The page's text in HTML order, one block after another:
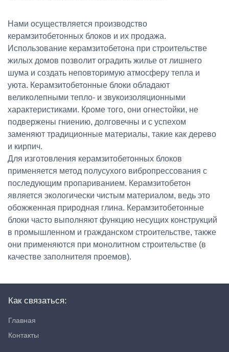
Нами осуществляется производство
керамзитобетонных блоков и их продажа.
Использование керамзитобетона при строительстве
жилых домов позволит оградить жилье от лишнего
шума и создать неповторимую атмосферу тепла и
уюта. Керамзитобетонные блоки обладают
великолепными тепло- и звукоизоляционными
характеристиками. Кроме того, они огнестойки, не
подвержены гниению, долговечны и с успехом
заменяют традиционные материалы, такие как дерево
и кирпич.
Для изготовления керамзитобетонных блоков
применяется метод полусухого вибропрессования с
последующим пропариванием. Керамзитобетон
является экологически чистым материалом, ведь это
обожженная природная глина. Керамзитобетонные
блоки часто выполняют функцию несущих конструкций
в промышленном и гражданском строительстве, также
они применяются при монолитном строительстве (в
качестве заполнителя проемов).
Как связаться:
Главная
Контакты